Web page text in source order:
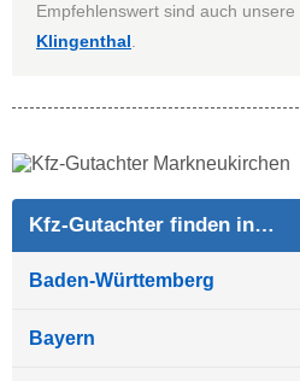
Empfehlenswert sind auch unsere
Klingenthal.
Kfz-Gutachter finden in…
Baden-Württemberg
Bayern